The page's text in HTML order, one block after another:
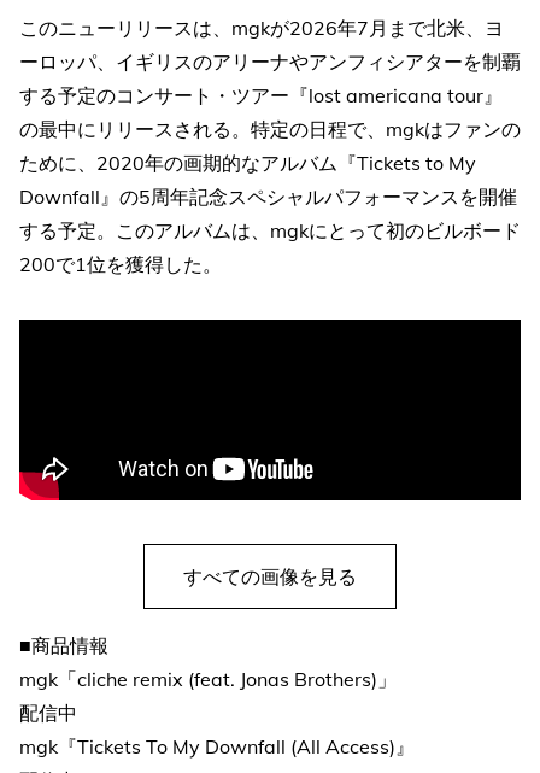
このニューリリースは、mgkが2026年7月まで北米、ヨ
ーロッパ、イギリスのアリーナやアンフィシアターを制覇
する予定のコンサート・ツアー『lost americana tour』
の最中にリリースされる。特定の日程で、mgkはファンの
ために、2020年の画期的なアルバム『Tickets to My
Downfall』の5周年記念スペシャルパフォーマンスを開催
する予定。このアルバムは、mgkにとって初のビルボード
200で1位を獲得した。
すべての画像を見る
■商品情報
mgk「cliche remix (feat. Jonas Brothers)」
配信中
mgk『Tickets To My Downfall (All Access)』